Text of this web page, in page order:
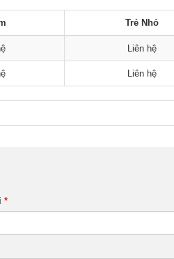
Trẻ Nhỏ
Liên hệ
Liên hệ
*